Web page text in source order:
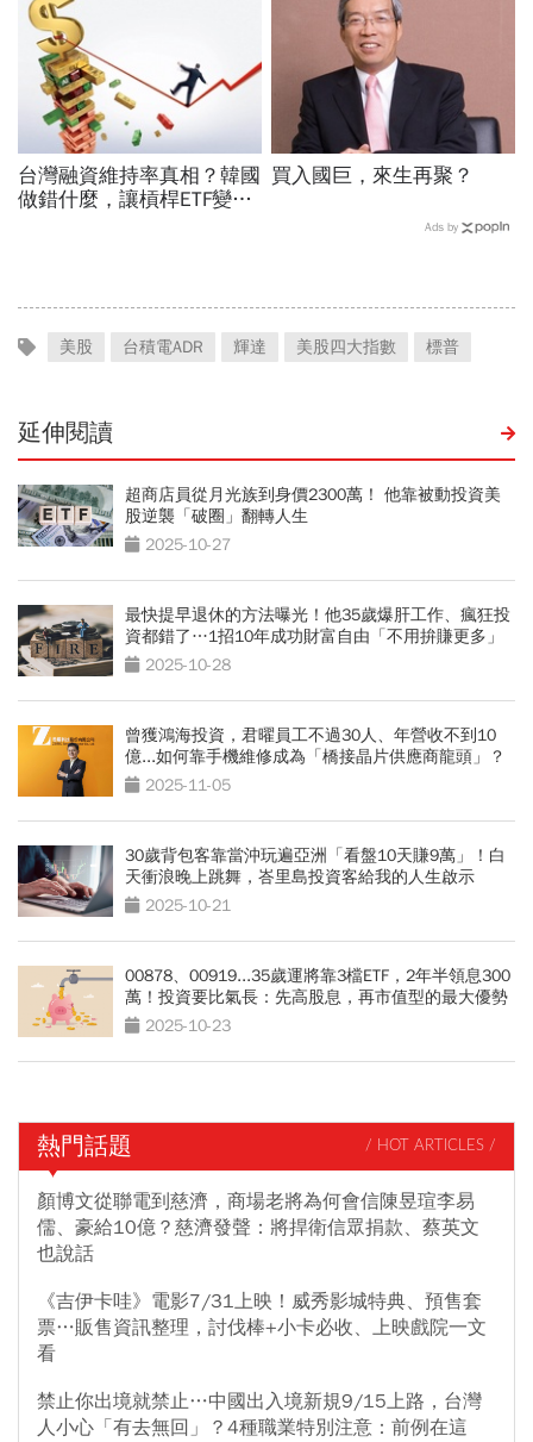
台灣融資維持率真相？韓國
做錯什麼，讓槓桿ETF變風
買入國巨，來生再聚？
Ads by
美股 台積電ADR 輝達 美股四大指數 標普
延伸閱讀
超商店員從月光族到身價2300萬！ 他靠被動投資美
股逆襲「破圈」翻轉人生
2025-10-27
最快提早退休的方法曝光！他35歲爆肝工作、瘋狂投
資都錯了…1招10年成功財富自由「不用拚賺更多」
2025-10-28
曾獲鴻海投資，君曜員工不過30人、年營收不到10
億...如何靠手機維修成為「橋接晶片供應商龍頭」？
2025-11-05
30歲背包客靠當沖玩遍亞洲「看盤10天賺9萬」！白
天衝浪晚上跳舞，峇里島投資客給我的人生啟示
2025-10-21
00878、00919...35歲運將靠3檔ETF，2年半領息300
萬！投資要比氣長：先高股息，再市值型的最大優勢
2025-10-23
熱門話題 / HOT ARTICLES /
顏博文從聯電到慈濟，商場老將為何會信陳昱瑄李易
儒、豪給10億？慈濟發聲：將捍衛信眾捐款、蔡英文
也說話
《吉伊卡哇》電影7/31上映！威秀影城特典、預售套
票…販售資訊整理，討伐棒+小卡必收、上映戲院一文
看
禁止你出境就禁止…中國出入境新規9/15上路，台灣
人小心「有去無回」？4種職業特別注意：前例在這